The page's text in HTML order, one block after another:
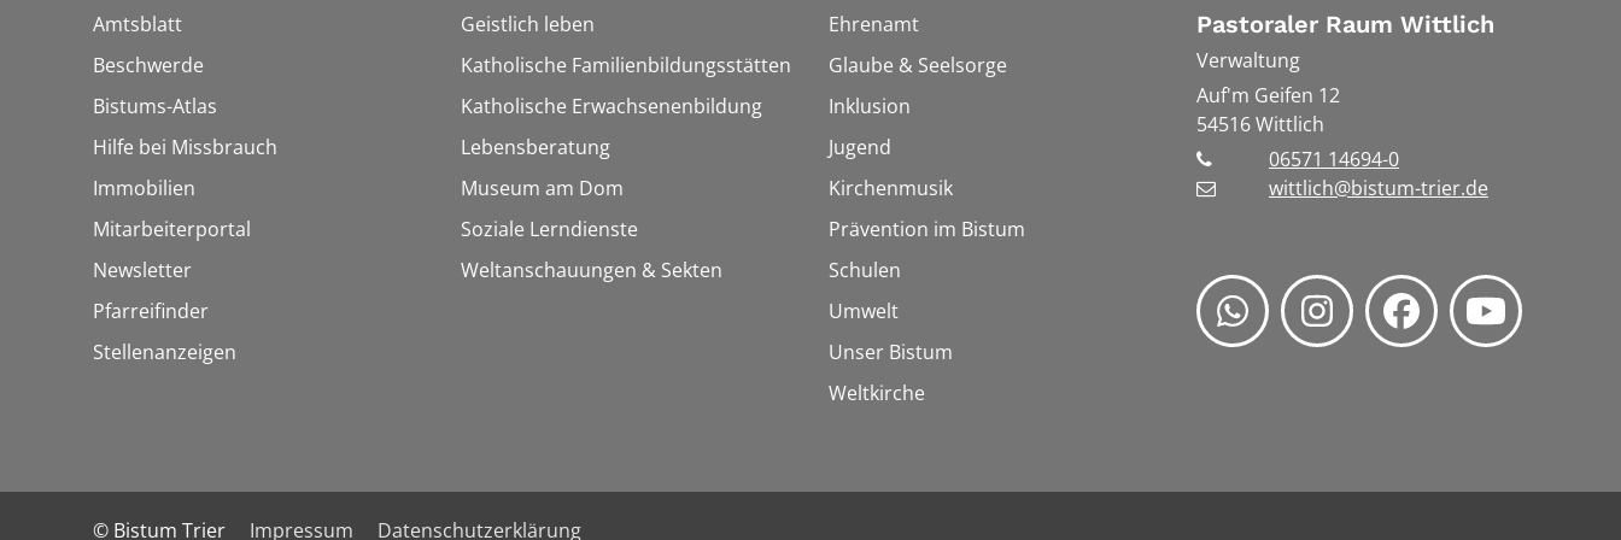
Amtsblatt
Beschwerde
Bistums-Atlas
Hilfe bei Missbrauch
Immobilien
Mitarbeiterportal
Newsletter
Pfarreifinder
Stellenanzeigen
Geistlich leben
Katholische Familienbildungsstätten
Katholische Erwachsenenbildung
Lebensberatung
Museum am Dom
Soziale Lerndienste
Weltanschauungen & Sekten
Ehrenamt
Glaube & Seelsorge
Inklusion
Jugend
Kirchenmusik
Prävention im Bistum
Schulen
Umwelt
Unser Bistum
Weltkirche
Pastoraler Raum Wittlich
Verwaltung
Auf'm Geifen 12
54516Wittlich
06571 14694-0
wittlich@bistum-trier.de
© Bistum Trier Impressum Datenschutzerklärung